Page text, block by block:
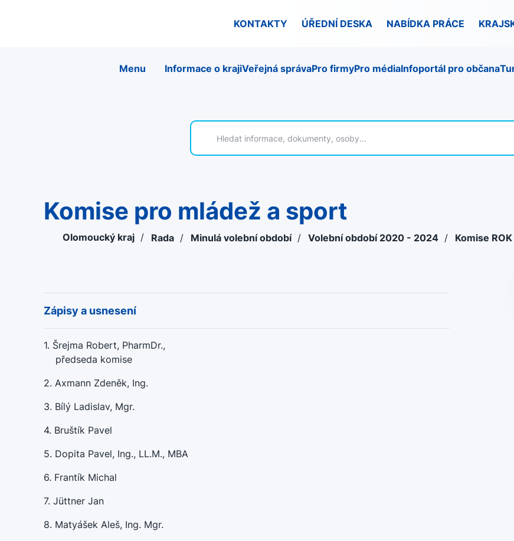
KONTAKTY ÚŘEDNÍ DESKA NABÍDKA PRÁCE
Menu Informace o krajiVeřejná správaPro firmyPro médiaInfoportál pro občana
Komise pro mládež a sport
Olomoucký kraj / Rada / Minulá volební období / Volební období 2020 - 2024 / Komise ROK
Zápisy a usnesení
1. Šrejma Robert, PharmDr.,
předseda komise
2. Axmann Zdeněk, Ing.
3. Bílý Ladislav, Mgr.
4. Bruštík Pavel
5. Dopita Pavel, Ing., LL.M., MBA
6. Frantík Michal
7. Jüttner Jan
8. Matyášek Aleš, Ing. Mgr.